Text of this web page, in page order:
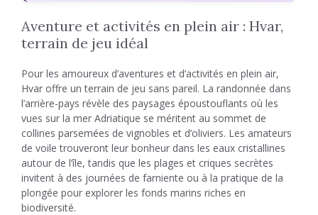
Aventure et activités en plein air : Hvar,
terrain de jeu idéal
Pour les amoureux d’aventures et d’activités en plein air,
Hvar offre un terrain de jeu sans pareil. La randonnée dans
l’arrière-pays révèle des paysages époustouflants où les
vues sur la mer Adriatique se méritent au sommet de
collines parsemées de vignobles et d’oliviers. Les amateurs
de voile trouveront leur bonheur dans les eaux cristallines
autour de l’île, tandis que les plages et criques secrètes
invitent à des journées de farniente ou à la pratique de la
plongée pour explorer les fonds marins riches en
biodiversité.